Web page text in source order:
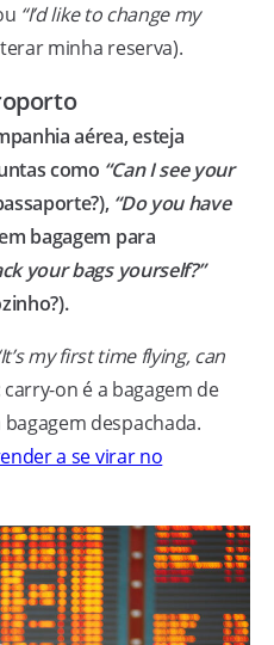
“I’d like to change my
minha reserva).
aérea, esteja
como “Can I see your
“Do you have
bagagem para
your bags yourself?”
my first time flying, can
carry-on é a bagagem de
despachada.
a se virar no